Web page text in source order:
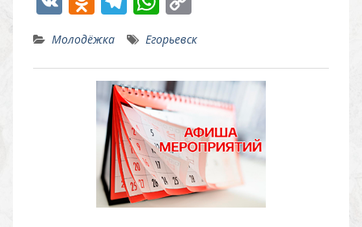
n
o
kl
as
s
ni
ki
el
e
gr
a
m
at
s
A
p
p
p
y
Li
n
k
Молодёжка Егорьевск